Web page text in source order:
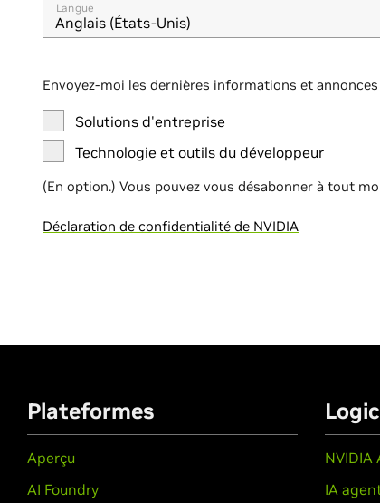
Langue
Anglais (États-Unis)
Envoyez-moi les dernières informations et
Solutions d'entreprise
Technologie et outils du développeur
(En option.) Vous pouvez vous désabonner à tout
Déclaration de confidentialité de NVIDIA
Plateformes
Aperçu
AI Foundry
NVIDIA
IA